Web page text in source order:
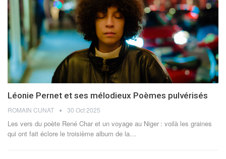
Léonie Pernet et ses mélodieux Poèmes pulvérisés
ROMAIN CUNAT 30 Oct 2025
Les vers du poète René Char et un voyage au Niger : voilà les graines
qui ont fait éclore le troisième album de la…